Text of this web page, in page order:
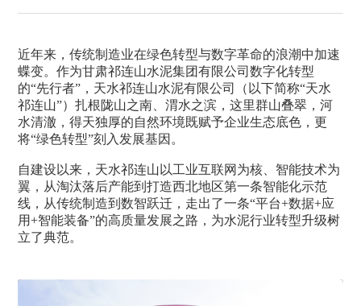
近年来，传统制造业在绿色转型与数字革命的浪潮中加速
蝶变。作为甘肃祁连山水泥集团有限公司数字化转型
的“先行者”，天水祁连山水泥有限公司（以下简称“天水
祁连山”）扎根陇山之南、渭水之滨，这里群山叠翠，河
水清澈，得天独厚的自然环境既赋予企业生态底色，更
将“绿色转型”刻入发展基因。
自建设以来，天水祁连山以工业互联网为核、智能技术为
翼，从淘汰落后产能到打造西北地区第一条智能化示范
线，从传统制造到数智跃迁，走出了一条“平台+数据+应
用+智能装备”的高质量发展之路，为水泥行业转型升级树
立了典范。